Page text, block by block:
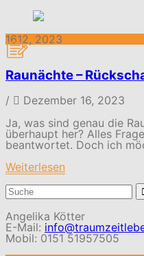
1612, 2023
Raunächte –
/
Dezember 16, 2023
Ja, was sind genau die
überhaupt her? Alles
beantwortet. Doch ich
Weiterlesen
Suchergebnis
für:
Angelika Kötter
E-Mail:
Mobil: 0151 51957505